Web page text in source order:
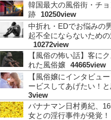
韓国最大の風俗街・チ
跡
10250view
中折れ・EDでお悩みの
起不全にならないため
10272view
【風俗の怖い話】客に
れた風俗嬢
44665view
【風俗嬢にインタビュ
ービスしてあげたい！
3view
バナナマン日村勇紀、
女との淫行事件が発覚！